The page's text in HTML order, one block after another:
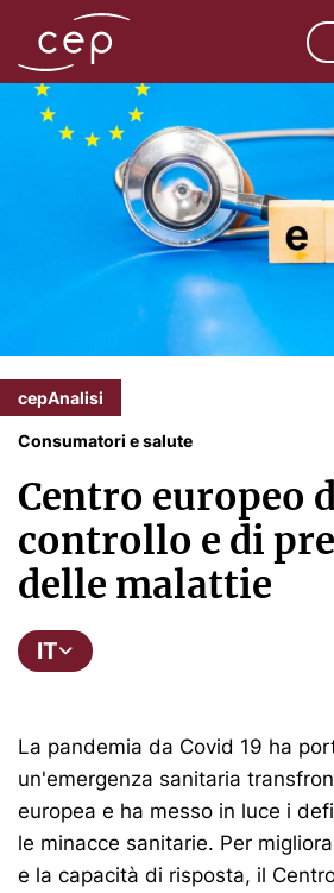
cepAnalisi
Consumatori e salute
Centro europeo
controllo e di
delle malattie
IT
La pandemia da Covid 19 ha
un'emergenza sanitaria
europea e ha messo in luce i
le minacce sanitarie. Per
e la capacità di risposta, il